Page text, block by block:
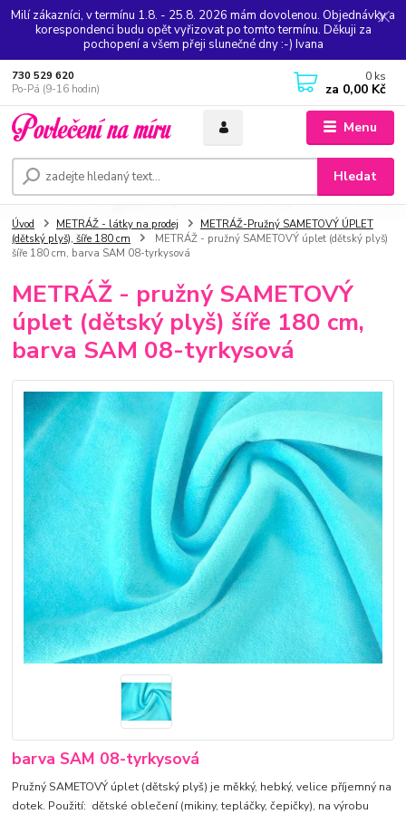
Milí zákazníci, v termínu 1.8. - 25.8. 2026 mám dovolenou. Objednávky a
korespondenci budu opět vyřizovat po tomto termínu. Děkuji za
pochopení a všem přeji slunečné dny :-) Ivana
Menu
Hledat
730 529 620
Po-Pá (9-16 hodin)
0 ks
za 0,00 Kč
Úvod METRÁŽ - látky na prodej
METRÁŽ-Pružný SAMETOVÝ ÚPLET
(dětský plyš), šíře 180 cm
METRÁŽ - pružný SAMETOVÝ úplet (dětský plyš)
šíře 180 cm, barva SAM 08-tyrkysová
METRÁŽ - pružný SAMETOVÝ
úplet (dětský plyš) šíře 180 cm,
barva SAM 08-tyrkysová
barva SAM 08-tyrkysová
Pružný SAMETOVÝ úplet (dětský plyš) je měkký, hebký, velice příjemný na
dotek. Použití: dětské oblečení (mikiny, tepláčky, čepičky), na výrobu